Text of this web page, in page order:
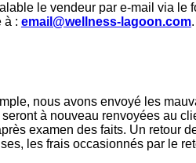
le vendeur par e-mail via
à : email@wellness-lagoon.com.
nous avons envoyé les
à nouveau renvoyées au
examen des faits. Un retour
les frais occasionnés par le